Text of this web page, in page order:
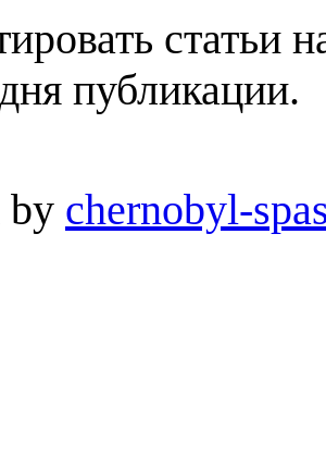
статьи
публикации.
by chernobyl-